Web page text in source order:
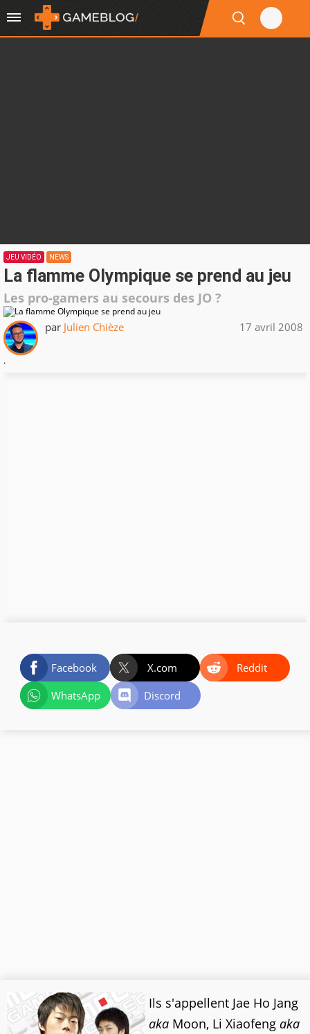
JEU VIDÉO NEWS
La flamme Olympique se prend au jeu
Les pro-gamers au secours des JO ?
par Julien Chièze 17 avril 2008
.
Facebook X.com
Reddit
WhatsApp
Discord
Ils s'appellent Jae Ho Jang
aka Moon, Li Xiaofeng aka